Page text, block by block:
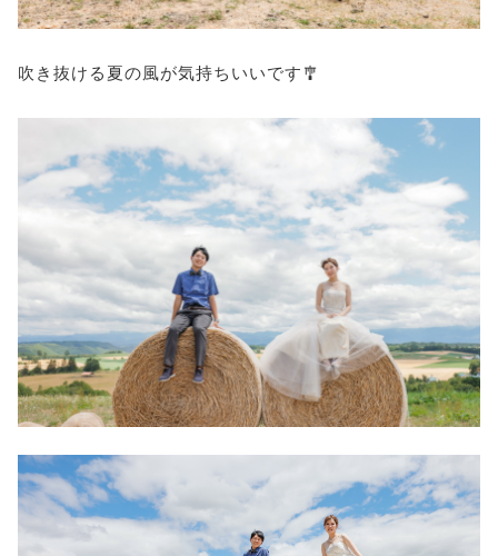
吹き抜ける夏の風が気持ちいいです🎐